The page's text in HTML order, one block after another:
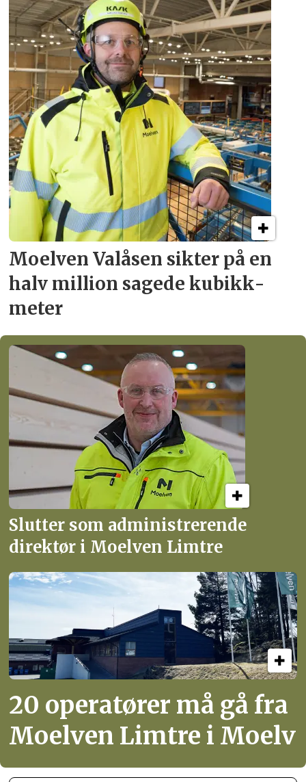
Moelven Valåsen sikter på en
halv million sagede kubikk­
meter
Slutter som administrerende
direktør i Moelven Limtre
20 operatører må gå fra
Moelven Limtre i Moelv